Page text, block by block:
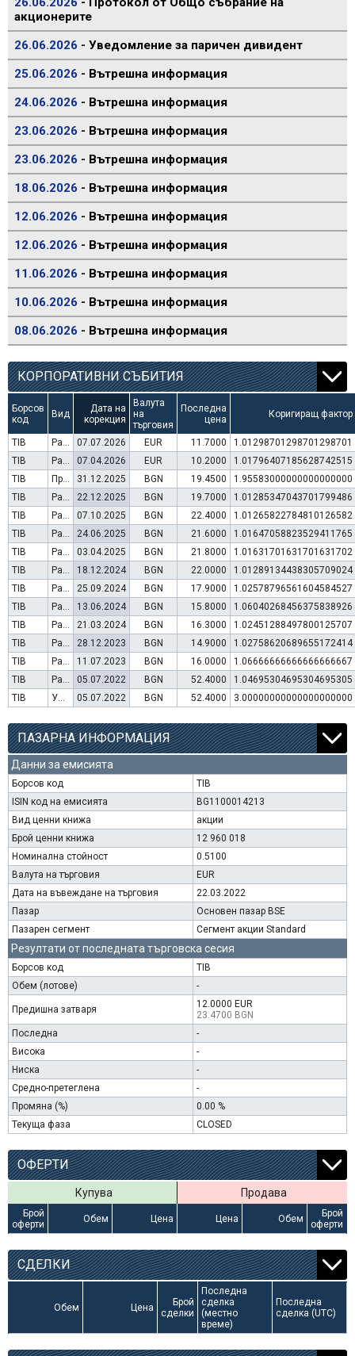
акционерите
26.06.2026 - Уведомление за паричен дивидент
25.06.2026 - Вътрешна информация
24.06.2026 - Вътрешна информация
23.06.2026 - Вътрешна информация
23.06.2026 - Вътрешна информация
18.06.2026 - Вътрешна информация
12.06.2026 - Вътрешна информация
12.06.2026 - Вътрешна информация
11.06.2026 - Вътрешна информация
10.06.2026 - Вътрешна информация
08.06.2026 - Вътрешна информация
КОРПОРАТИВНИ СЪБИТИЯ
Борсов
код
Вид
Дата на
корекция
Валута
на
търговия
Последна
цена
Коригиращ фактор
TIB Раздаване на дивидент 07.07.2026 EUR 11.7000
1.01298701298701298701
TIB
Раздаване на дивидент 07.04.2026 EUR 10.2000
1.01796407185628742515
TIB
Преминаване към търговия в Евро 31.12.2025 BGN 19.4500
1.95583000000000000000
TIB
Раздаване на дивидент 22.12.2025 BGN 19.7000
1.01285347043701799486
TIB
Раздаване на дивидент 07.10.2025 BGN 22.4000
1.01265822784810126582
TIB
Раздаване на дивидент 24.06.2025 BGN 21.6000
1.01647058823529411765
TIB
Раздаване на дивидент 03.04.2025 BGN 21.8000
1.01631701631701631702
TIB
Раздаване на дивидент 18.12.2024 BGN 22.0000
1.01289134438305709024
TIB
Раздаване на дивидент 25.09.2024 BGN 17.9000
1.02578796561604584527
TIB
Раздаване на дивидент 13.06.2024 BGN 15.8000
1.06040268456375838926
TIB
Раздаване на дивидент 21.03.2024 BGN 16.3000
1.02451288497800125707
TIB
Раздаване на дивидент 28.12.2023 BGN 14.9000
1.02758620689655172414
TIB
Раздаване на дивидент 11.07.2023 BGN 16.0000
1.06666666666666666667
TIB
Раздаване на дивидент 05.07.2022 BGN 52.4000
1.04695304695304695305
TIB
Увеличение на капитал (резерви) 05.07.2022 BGN 52.4000 3.00000000000000000000
ПАЗАРНА ИНФОРМАЦИЯ
Данни за емисията
Борсов код
TIB
ISIN код на емисията
BG1100014213
Вид ценни книжа
акции
Брой ценни книжа
12 960 018
Номинална стойност
0.5100
Валута на търговия
EUR
Дата на въвеждане на търговия
22.03.2022
Пазар
Основен пазар BSE
Пазарен сегмент
Сегмент акции Standard
Резултати от последната търговска сесия
Борсов код
TIB
Обем (лотове)
-
Предишна затваря
12.0000 EUR
23.4700 BGN
Последна
-
Висока
-
Ниска
-
Средно-претеглена
-
Промяна (%)
0.00 %
Текуща фаза
CLOSED
ОФЕРТИ
Купува Продава
Брой
оферти
Обем Цена Цена Обем
Брой
оферти
СДЕЛКИ
Обем Цена
Брой
сделки
Последна
сделка
(местно
време)
Последна
сделка (UTC)